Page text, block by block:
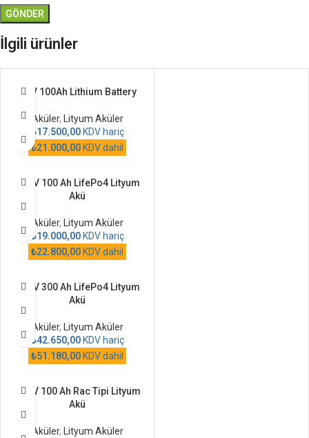
İlgili ürünler
12 V 100Ah Lithium Battery
Aküler, Lityum Aküler
₺17.500,00KDV hariç
₺21.000,00 KDV dahil
12,8V 100 Ah LifePo4 Lityum
Akü
Aküler, Lityum Aküler
₺19.000,00KDV hariç
₺22.800,00 KDV dahil
12,8V 300 Ah LifePo4 Lityum
Akü
Aküler, Lityum Aküler
₺42.650,00KDV hariç
₺51.180,00 KDV dahil
25,6V 100 Ah Rac Tipi Lityum
Akü
Aküler, Lityum Aküler